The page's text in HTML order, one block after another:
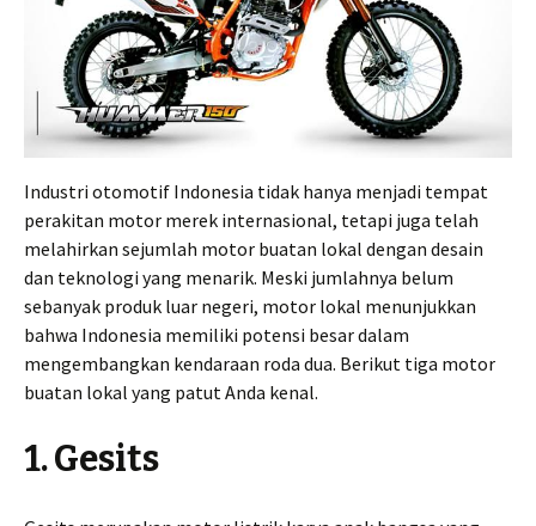
Industri otomotif Indonesia tidak hanya menjadi tempat
perakitan motor merek internasional, tetapi juga telah
melahirkan sejumlah motor buatan lokal dengan desain
dan teknologi yang menarik. Meski jumlahnya belum
sebanyak produk luar negeri, motor lokal menunjukkan
bahwa Indonesia memiliki potensi besar dalam
mengembangkan kendaraan roda dua. Berikut tiga motor
buatan lokal yang patut Anda kenal.
1. Gesits